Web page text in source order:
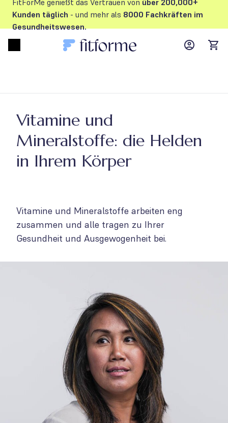
FitForMe genießt das Vertrauen von über 200,000+
Kunden täglich - und mehr als 8000 Fachkräften im
Gesundheitswesen.
MyFFM
Vitamine und
Mineralstoffe: die Helden
in Ihrem Körper
Vitamine und Mineralstoffe arbeiten eng
zusammen und alle tragen zu Ihrer
Gesundheit und Ausgewogenheit bei.